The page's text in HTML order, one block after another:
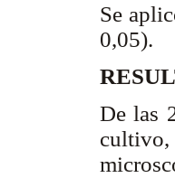
Se
0,05).
De las
cultivo,